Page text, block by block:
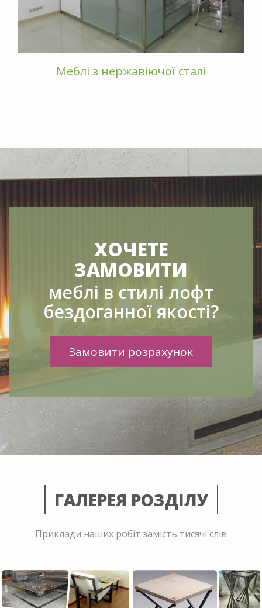
Меблі з нержавіючої сталі
ХОЧЕТЕ
ЗАМОВИТИ
меблі в стилі лофт
бездоганної якості?
Замовити розрахунок
ГАЛЕРЕЯ РОЗДІЛУ
Приклади наших робіт замість тисячі слів